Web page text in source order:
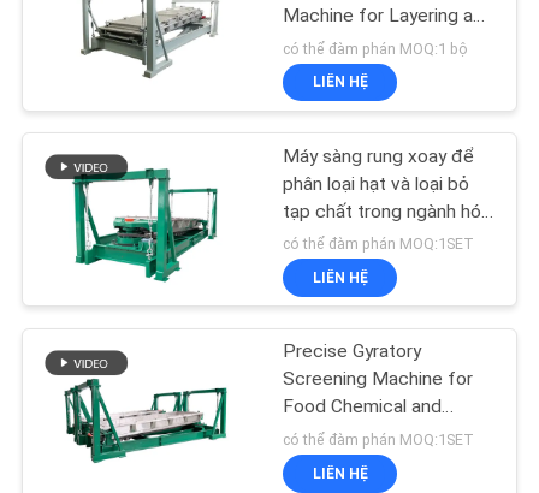
CHÍNH
BẢO
MẬT
Máy sàng bột
Máy nghiền bột
Machine for Layering and
Sieving
có thể đàm phán MOQ:1 bộ
LIÊN HỆ
Máy sàng rung xoay để
phân loại hạt và loại bỏ
tạp chất trong ngành hóa
chất hạt và nhựa
có thể đàm phán MOQ:1SET
LIÊN HỆ
Precise Gyratory
Screening Machine for
Food Chemical and
Metallurgical Industries
có thể đàm phán MOQ:1SET
LIÊN HỆ